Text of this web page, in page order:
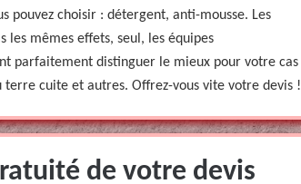
pouvez choisir : détergent, anti-mousse. Les
les mêmes effets, seul, les équipes
parfaitement distinguer le mieux pour votre cas
cuite et autres. Offrez-vous vite votre devis !
de votre devis